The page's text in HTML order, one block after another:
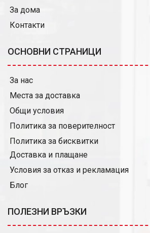
За дома
Контакти
ОСНОВНИ СТРАНИЦИ
За нас
Места за доставка
Общи условия
Политика за поверителност
Политика за бисквитки
Доставка и плащане
Условия за отказ и рекламация
Блог
ПОЛЕЗНИ ВРЪЗКИ